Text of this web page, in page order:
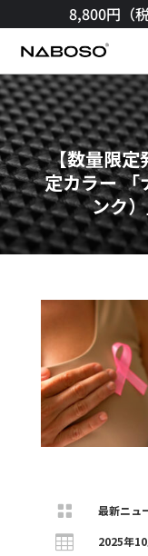
8,800円（
【数量限定
定カラー 「
ンク
 最新ニュ
 2025年